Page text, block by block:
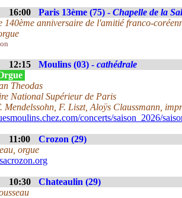
16:00 Paris 13ème (75) - Chapelle de la
140ème anniversaire de l'amitié franco-
12:15 Moulins (03) - cathédrale
Theodas
National Supérieur de Paris
Mendelssohn, F. Liszt, Aloÿs Claussmann,
concerts/saison_2026/
11:00
Crozon (29)
orgue
10:30
Chateaulin (29)